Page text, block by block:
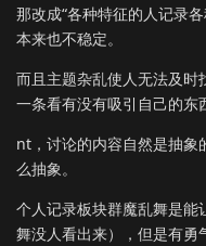
那改成“各种特征的人记录
本来也不稳定。
而且主题杂乱使人无法及时
一条看有没有吸引自己的东
nt，讨论的内容自然是抽象
么抽象。
个人记录板块群魔乱舞是能
舞没人看出来），但是有勇